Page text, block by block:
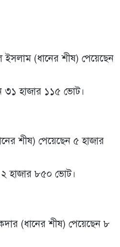
ইসলাম (ধানের শীষ) পেয়েছেন
৩১ হাজার ১১৫ ভোট।
শীষ) পেয়েছেন ৫ হাজার
২ হাজার ৮৫০ ভোট।
(ধানের শীষ) পেয়েছেন ৮